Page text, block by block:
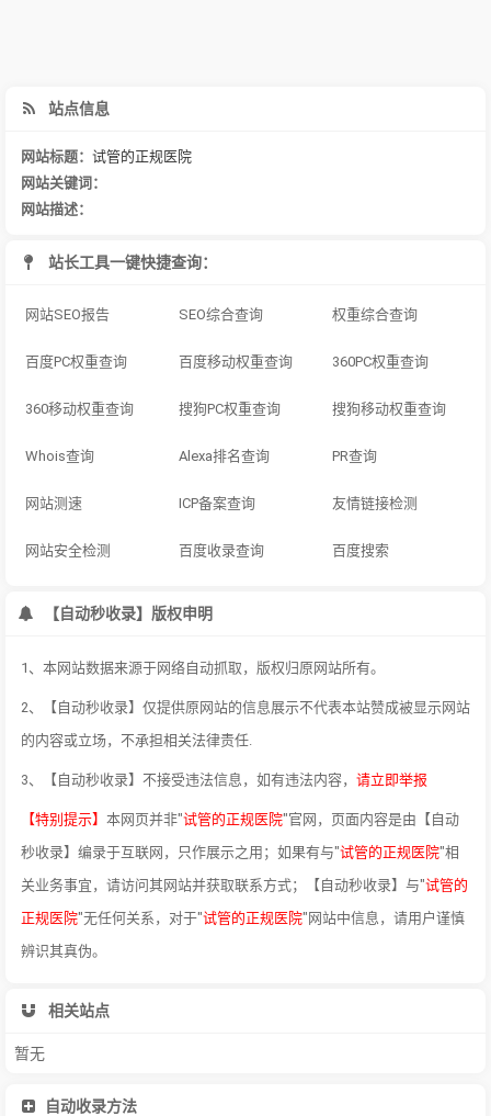
站点信息
网站标题： 试管的正规医院
网站关键词：
网站描述：
站长工具一键快捷查询：
网站SEO报告 SEO综合查询 权重综合查询
百度PC权重查询 百度移动权重查询 360PC权重查询
360移动权重查询 搜狗PC权重查询 搜狗移动权重查询
Whois查询 Alexa排名查询 PR查询
网站测速 ICP备案查询 友情链接检测
网站安全检测 百度收录查询 百度搜索
【自动秒收录】版权申明
1、本网站数据来源于网络自动抓取，版权归原网站所有。
2、【自动秒收录】仅提供原网站的信息展示不代表本站赞成被显示网站
的内容或立场，不承担相关法律责任.
3、【自动秒收录】不接受违法信息，如有违法内容， 请立即举报
【特别提示】 本网页并非"试管的正规医院"官网，页面内容是由【自动
秒收录】编录于互联网，只作展示之用；如果有与"试管的正规医院"相
关业务事宜，请访问其网站并获取联系方式；【自动秒收录】与"试管的
正规医院"无任何关系，对于"试管的正规医院"网站中信息，请用户谨慎
辨识其真伪。
相关站点
暂无
自动收录方法